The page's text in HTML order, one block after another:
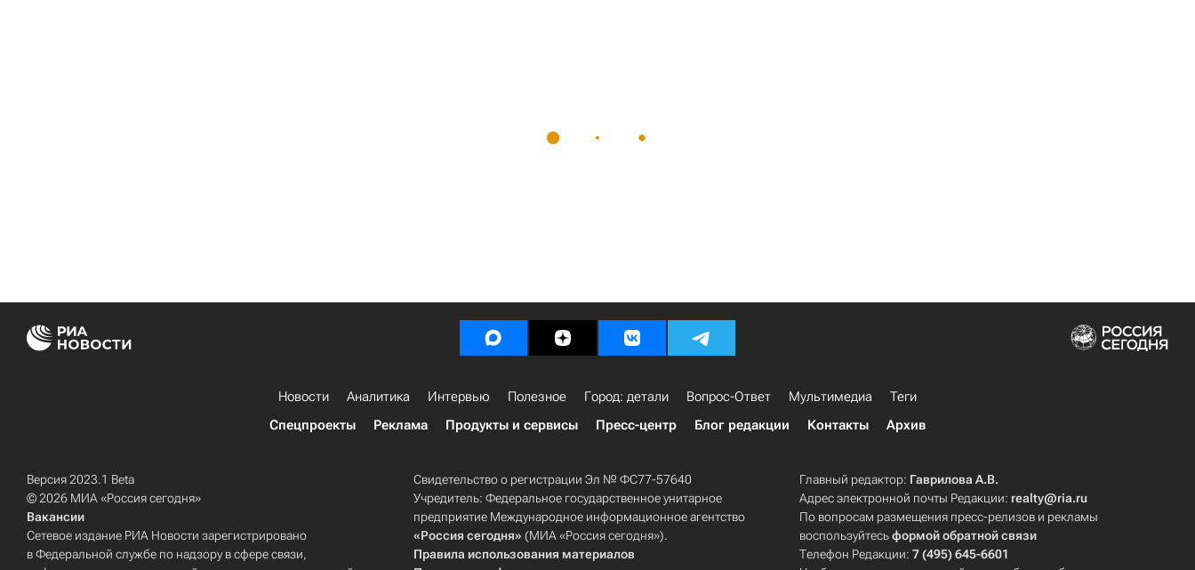
Новости Аналитика Интервью Полезное Город: детали Вопрос-Ответ Мультимедиа
Теги
Спецпроекты
Реклама Продукты и сервисы Пресс-центр Блог редакции Контакты Архив
Версия 2023.1 Beta
© 2026 МИА «Россия сегодня»
Вакансии
Сетевое издание РИА Новости зарегистрировано
в Федеральной службе по надзору в сфере связи,
Свидетельство о регистрации Эл № ФС77-57640
Учредитель: Федеральное государственное унитарное
предприятие Международное информационное агентство
«Россия сегодня» (МИА «Россия сегодня»).
Правила использования материалов
Главный редактор: Гаврилова А.В.
Адрес электронной почты Редакции: realty@ria.ru
По вопросам размещения пресс-релизов и рекламы
воспользуйтесьформой обратной связи
Телефон Редакции:7 (495) 645-6601